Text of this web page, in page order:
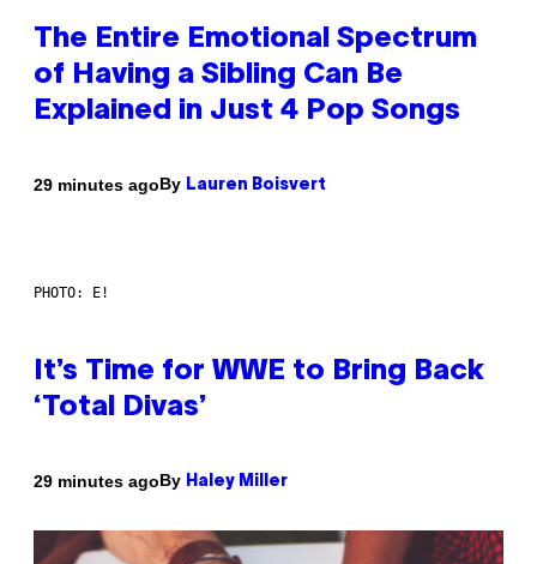
The Entire Emotional Spectrum
of Having a Sibling Can Be
Explained in Just 4 Pop Songs
29 minutes agoBy Lauren Boisvert
PHOTO: E!
It’s Time for WWE to Bring Back
‘Total Divas’
29 minutes agoBy Haley Miller